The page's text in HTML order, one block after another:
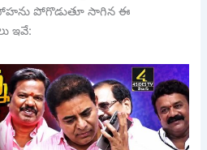
అపోహను పోగొడుతూ సాగిన ఈ
ఇవే: